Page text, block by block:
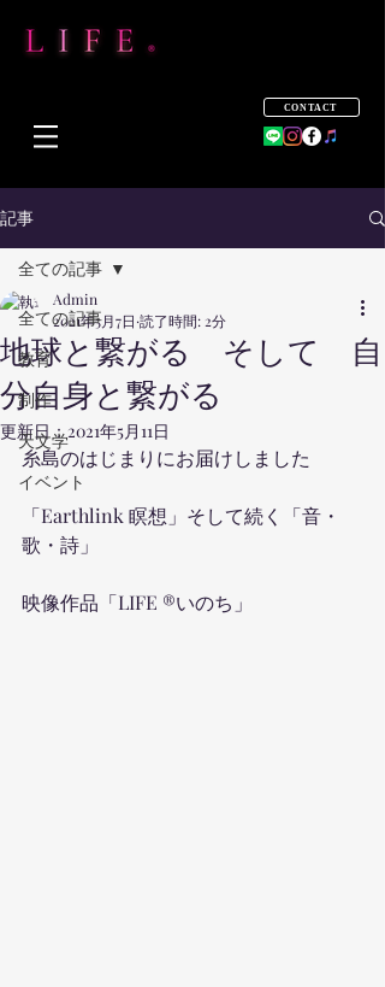
CONTACT
記事
全ての記事
教育
制作
天文学
イベント
全ての記事
地球と繋がる そして 自
分自身と繋がる
Admin
2021年5月7日 読了時間: 2分
更新日：2021年5月11日
糸島のはじまりにお届けしました
「Earthlink 瞑想」そして続く「音・
歌・詩」
映像作品「LIFE ®︎いのち」